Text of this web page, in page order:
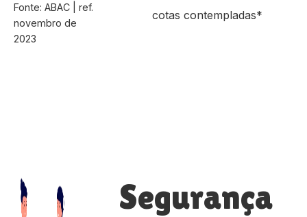
Fonte: ABAC | ref.
novembro de
2023
cotas contempladas*
Segurança